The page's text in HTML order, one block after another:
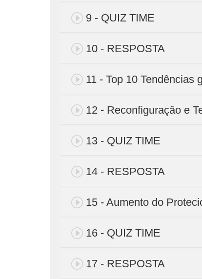
9 - QUIZ TIME
10 - RESPOSTA
11 - Top 10 Tendências
12 - Reconfiguração e
13 - QUIZ TIME
14 - RESPOSTA
15 - Aumento do
16 - QUIZ TIME
17 - RESPOSTA